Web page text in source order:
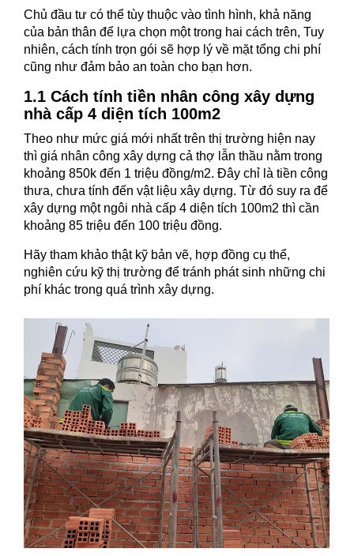
Chủ đầu tư có thể tùy thuộc vào tình hình, khả năng
của bản thân để lựa chọn một trong hai cách trên, Tuy
nhiên, cách tính trọn gói sẽ hợp lý về mặt tổng chi phí
cũng như đảm bảo an toàn cho bạn hơn.
1.1 Cách tính tiền nhân công xây dựng
nhà cấp 4 diện tích 100m2
Theo như mức giá mới nhất trên thị trường hiện nay
thì giá nhân công xây dựng cả thợ lẫn thầu nằm trong
khoảng 850k đến 1 triệu đồng/m2. Đây chỉ là tiền công
thưa, chưa tính đến vật liệu xây dựng. Từ đó suy ra để
xây dựng một ngôi nhà cấp 4 diện tích 100m2 thì cần
khoảng 85 triệu đến 100 triệu đồng.
Hãy tham khảo thật kỹ bản vẽ, hợp đồng cụ thể,
nghiên cứu kỹ thị trường để tránh phát sinh những chi
phí khác trong quá trình xây dựng.